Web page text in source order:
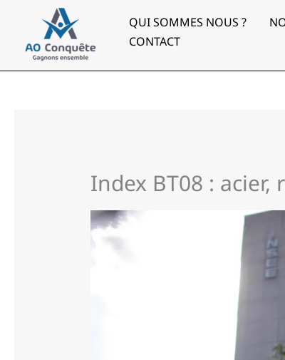
contenu
QUI SOMMES NOUS ?
CONTACT
Index BT08 : acier,